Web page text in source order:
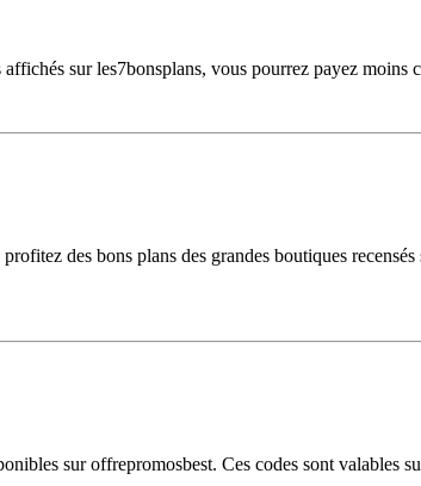
sur les7bonsplans, vous pourrez payez moins
des bons plans des grandes boutiques
sur offrepromosbest. Ces codes sont valables